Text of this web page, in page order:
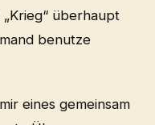
überhaupt
benutze
eines gemeinsam